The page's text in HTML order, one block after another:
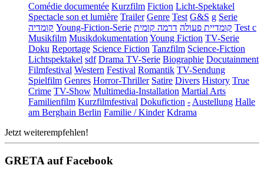
Comédie documentée Kurzfilm Fiction Licht-Spektakel
Spectacle son et lumière Trailer Genre Test G&S g Serie
קומדיה Young-Fiction-Serie קומדיית פעולה דרמה קומית
Test c
Musikfilm Musikdokumentation Young Fiction TV-Serie
Doku Reportage Science Fiction Tanzfilm Science-Fiction
Lichtspektakel sdf Drama TV-Serie Biographie Docutainment
Filmfestival Western Festival Romantik TV-Sendung
Spielfilm Genres Horror-Thriller Satire Divers History True
Crime TV-Show Multimedia-Installation Martial Arts
Familienfilm Kurzfilmfestival Dokufiction - Austellung Halle
am Berghain Berlin Familie / Kinder Kdrama
Jetzt weiterempfehlen!
GRETA auf Facebook